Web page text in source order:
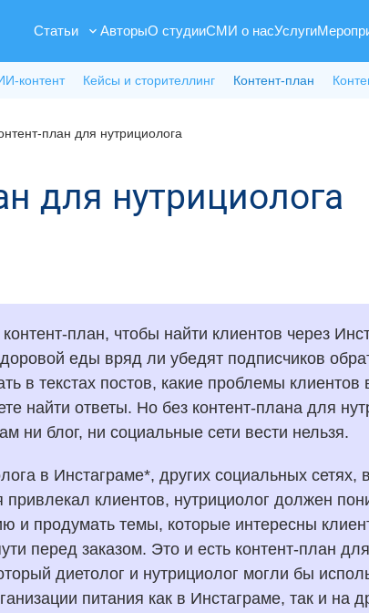
Статьи АвторыО студииСМИ о насУслуги
контент Кейсы и сторителлинг Контент-план
план для нутрициолога
для нутрициолога
план, чтобы найти клиентов через
еды вряд ли убедят подписчиков
в текстах постов, какие проблемы
найти ответы. Но без контент-плана для
ни блог, ни социальные сети вести нельзя.
в Инстаграме*, других социальных
клиентов, нутрициолог должен
и продумать темы, которые интересны
перед заказом. Это и есть контент-план
диетолог и нутрициолог могли бы
питания как в Инстаграме, так и на